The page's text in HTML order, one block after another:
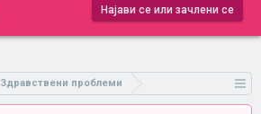
Најави се или зачлени се
Здравствени проблеми